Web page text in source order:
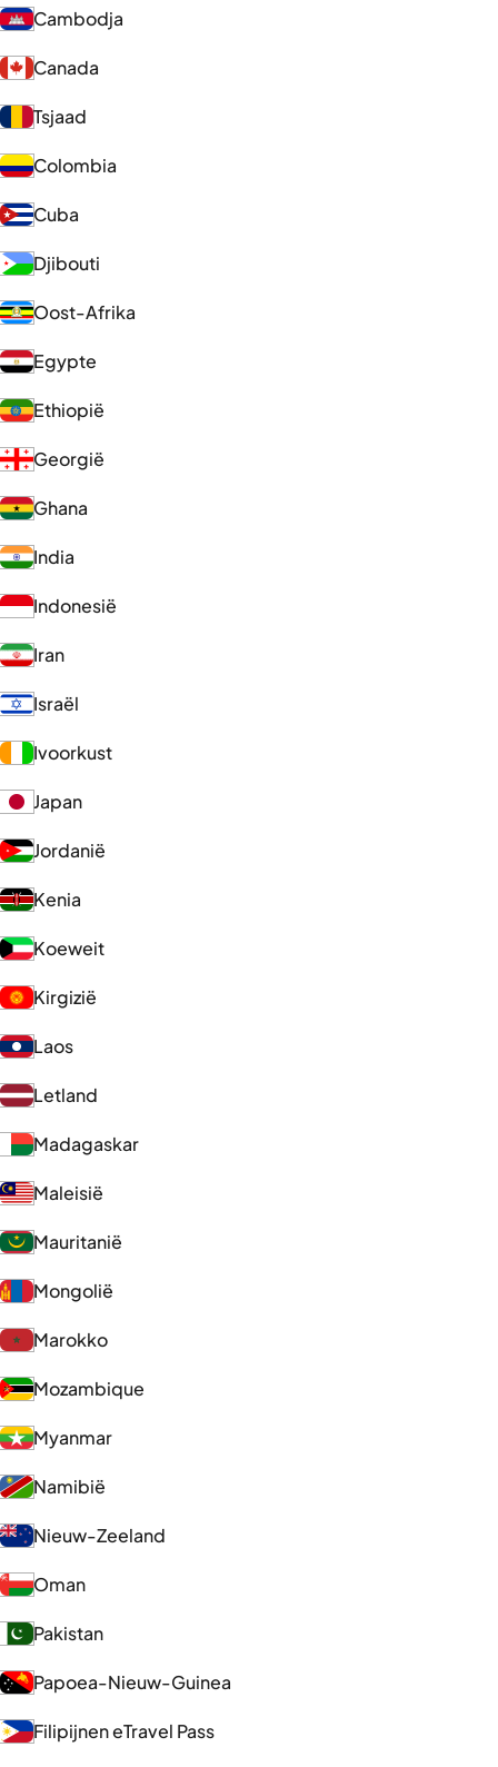
Cambodja
Canada
Tsjaad
Colombia
Cuba
Djibouti
Oost-Afrika
Egypte
Ethiopië
Georgië
Ghana
India
Indonesië
Iran
Israël
Ivoorkust
Japan
Jordanië
Kenia
Koeweit
Kirgizië
Laos
Letland
Madagaskar
Maleisië
Mauritanië
Mongolië
Marokko
Mozambique
Myanmar
Namibië
Nieuw-Zeeland
Oman
Pakistan
Papoea-Nieuw-Guinea
Filipijnen eTravel Pass